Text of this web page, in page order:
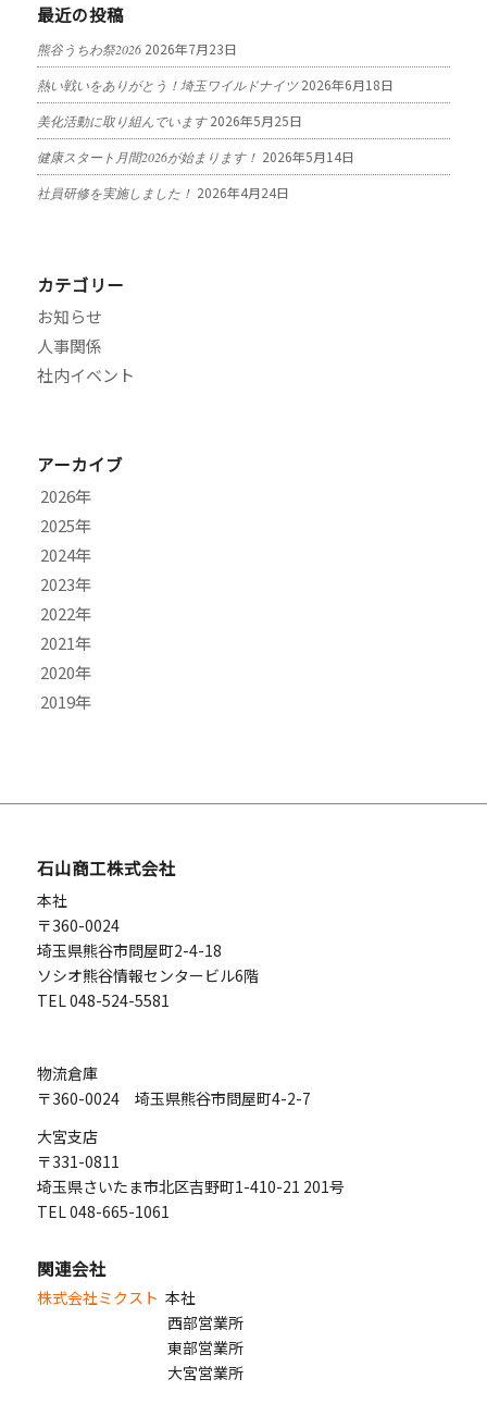
最近の投稿
熊谷うちわ祭2026 2026年7月23日
熱い戦いをありがとう！埼玉ワイルドナイツ 2026年6月18日
美化活動に取り組んでいます 2026年5月25日
健康スタート月間2026が始まります！ 2026年5月14日
社員研修を実施しました！ 2026年4月24日
カテゴリー
お知らせ
人事関係
社内イベント
アーカイブ
2026
7月
6月
5月
4月
3月
2月
1月
2025
11月
10月
9月
8月
7月
6月
2024
12月
11月
10月
9月
8月
1月
2023
9月
7月
6月
4月
2022
12月
11月
9月
1月
2021
10月
9月
1月
2020
9月
2019
石山商工株式会社
本社
〒360-0024
埼玉県熊谷市問屋町2-4-18
ソシオ熊谷情報センタービル6階
TEL 048-524-5581
物流倉庫
〒360-0024 埼玉県熊谷市問屋町4-2-7
大宮支店
〒331-0811
埼玉県さいたま市北区吉野町1-410-21 201号
TEL 048-665-1061
関連会社
株式会社ミクスト 本社
西部営業所
東部営業所
大宮営業所